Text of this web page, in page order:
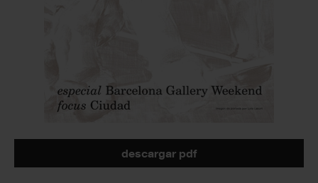
descargar pdf